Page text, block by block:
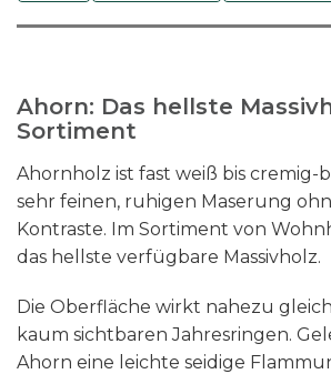
Ahorn: Das hellste
Sortiment
Ahornholz ist fast weiß bis cremig-
sehr feinen, ruhigen Maserung
Kontraste. Im Sortiment von
das hellste verfügbare Massivholz.
Die Oberfläche wirkt nahezu
kaum sichtbaren Jahresringen.
Ahorn eine leichte seidige